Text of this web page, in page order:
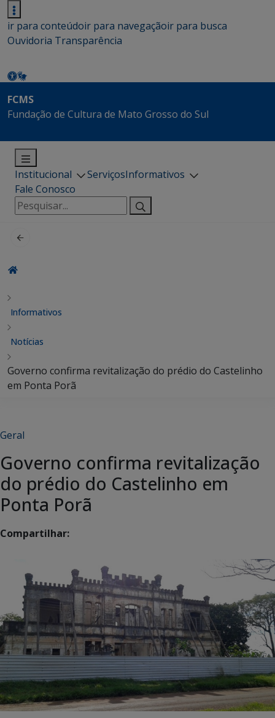
ir para conteúdoir para navegaçãoir para busca
Ouvidoria Transparência
FCMS
Fundação de Cultura de Mato Grosso do Sul
Institucional ServiçosInformativos
Fale Conosco
Pesquisar
por:
Informativos
Notícias
Governo confirma revitalização do prédio do Castelinho
em Ponta Porã
Geral
Governo confirma revitalização
do prédio do Castelinho em
Ponta Porã
Compartilhar: